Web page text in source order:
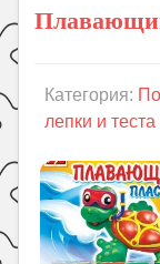
Категория:
лепки и теста